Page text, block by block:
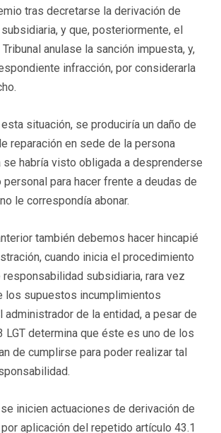
tras decretarse la derivación de
y que, posteriormente, el
anulase la sanción impuesta, y,
infracción, por considerarla
situación, se produciría un daño de
reparación en sede de la persona
habría visto obligada a desprenderse
para hacer frente a deudas de
le correspondía abonar.
también debemos hacer hincapié
cuando inicia el procedimiento
subsidiaria, rara vez
los supuestos incumplimientos
de la entidad, a pesar de
LGT determina que éste es uno de los
de cumplirse para poder realizar tal
inicien actuaciones de derivación de
aplicación del repetido artículo 43.1